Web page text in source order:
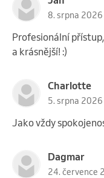
8. srpna 2026
Profesionální
a krásnější! :)
Charlotte
5. srpna 2026
Jako vždy
Dagmar
24. července